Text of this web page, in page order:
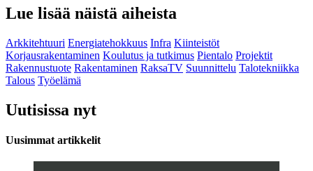
Lue lisää näistä aiheista
Arkkitehtuuri Energiatehokkuus Infra Kiinteistöt
Korjausrakentaminen Koulutus ja tutkimus Pientalo Projektit
Rakennustuote Rakentaminen RaksaTV Suunnittelu Talotekniikka
Talous Työelämä
Uutisissa nyt
Uusimmat artikkelit